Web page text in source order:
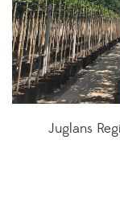
Juglans